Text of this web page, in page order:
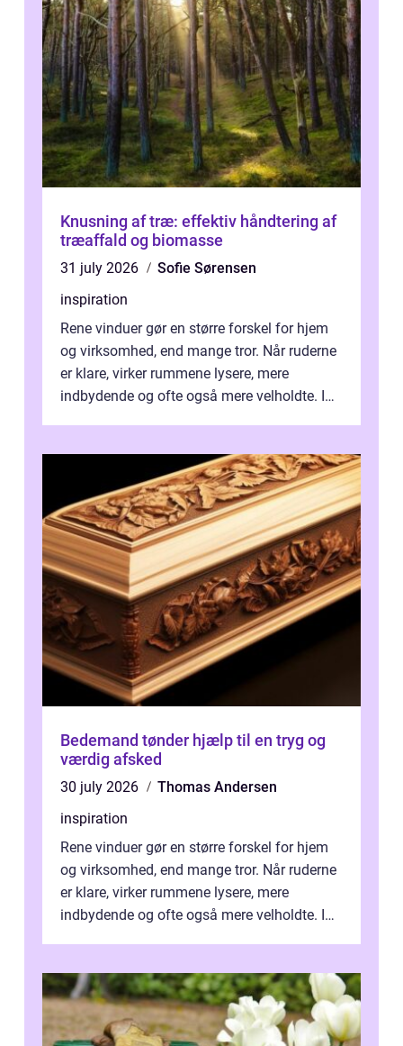
Knusning af træ: effektiv håndtering af
træaffald og biomasse
31 july 2026
Sofie Sørensen
inspiration
Rene vinduer gør en større forskel for hjem
og virksomhed, end mange tror. Når ruderne
er klare, virker rummene lysere, mere
indbydende og ofte også mere velholdte. I
Bedemand tønder hjælp til en tryg og
værdig afsked
30 july 2026
Thomas Andersen
inspiration
Rene vinduer gør en større forskel for hjem
og virksomhed, end mange tror. Når ruderne
er klare, virker rummene lysere, mere
indbydende og ofte også mere velholdte. I